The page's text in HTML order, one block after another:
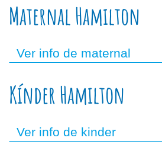
Maternal Hamilton
Ver info de maternal
Kínder Hamilton
Ver info de kinder